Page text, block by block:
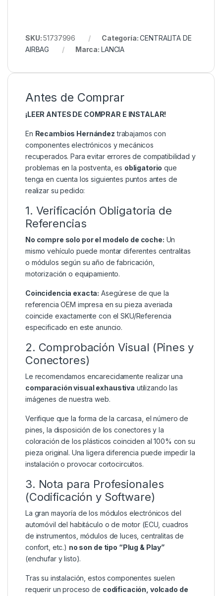
SKU:51737996 Categoría:CENTRALITA DE
AIRBAG
Marca: LANCIA
Antes de Comprar
¡LEER ANTES DE COMPRAR E INSTALAR!
En Recambios Hernández trabajamos con
componentes electrónicos y mecánicos
recuperados. Para evitar errores de compatibilidad y
problemas en la postventa, es obligatorio que
tenga en cuenta los siguientes puntos antes de
realizar su pedido:
1. Verificación Obligatoria de
Referencias
No compre solo por el modelo de coche: Un
mismo vehículo puede montar diferentes centralitas
o módulos según su año de fabricación,
motorización o equipamiento.
Coincidencia exacta: Asegúrese de que la
referencia OEM impresa en su pieza averiada
coincide exactamente con el SKU/Referencia
especificado en este anuncio.
2. Comprobación Visual (Pines y
Conectores)
Le recomendamos encarecidamente realizar una
comparación visual exhaustiva utilizando las
imágenes de nuestra web.
Verifique que la forma de la carcasa, el número de
pines, la disposición de los conectores y la
coloración de los plásticos coinciden al 100% con su
pieza original. Una ligera diferencia puede impedir la
instalación o provocar cortocircuitos.
3. Nota para Profesionales
(Codificación y Software)
La gran mayoría de los módulos electrónicos del
automóvil del habitáculo o de motor (ECU, cuadros
de instrumentos, módulos de luces, centralitas de
confort, etc.) no son de tipo “Plug & Play”
(enchufar y listo).
Tras su instalación, estos componentes suelen
requerir un proceso de codificación, volcado de